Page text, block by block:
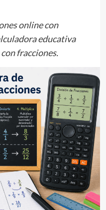
online con
educativa
fracciones.